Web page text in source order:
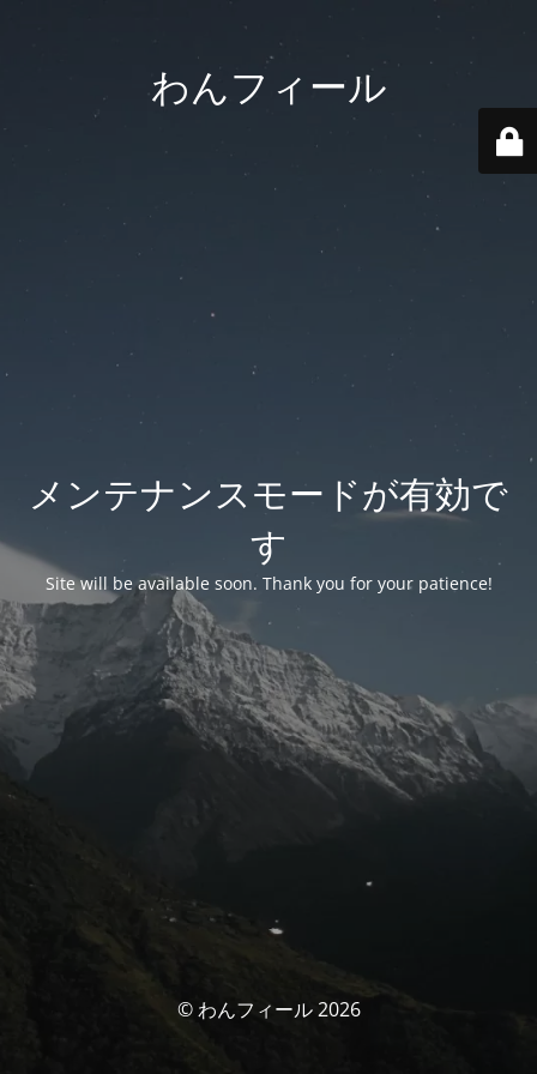
わんフィール
メンテナンスモードが有効で
す
Site will be available soon. Thank you for your patience!
© わんフィール 2026